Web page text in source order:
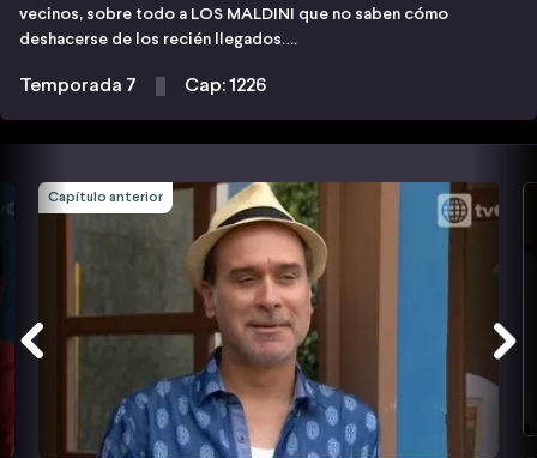
vecinos, sobre todo a LOS MALDINI que no saben cómo
deshacerse de los recién llegados….
Temporada 7 Cap: 1226
Capítulo anterior